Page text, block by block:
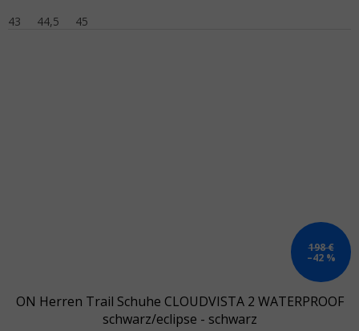
43
44,5 45
198 €
–42 %
ON Herren Trail Schuhe CLOUDVISTA 2 WATERPROOF
schwarz/eclipse - schwarz